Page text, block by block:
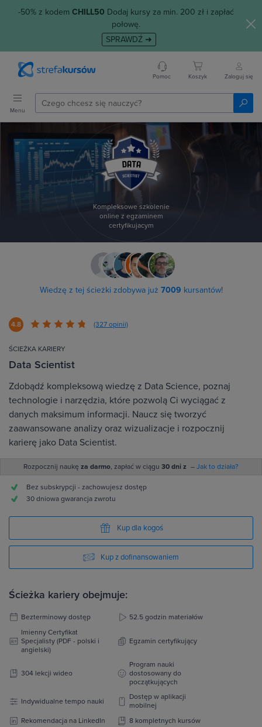
-50% z kodem CHILL50 Dodaj kursy za min. 200 zł i zapłać
połowę.
SPRAWDŹ ➜
Pomoc Koszyk Zaloguj się
Menu
Kompleksowe szkolenie
online z egzaminem
certyfikujacym
Wiedzę z tej ścieżki zdobywa już 7009 kursantów!
4.8 (327 opinii)
ŚCIEŻKA KARIERY
Data Scientist
Zdobądź kompleksową wiedzę z Data Science, poznaj
technologie i narzędzia, które pozwolą Ci wyciągać z
danych maksimum informacji. Naucz się tworzyć
zaawansowane analizy oraz wizualizacje i rozpocznij
karierę jako Data Scientist.
Rozpocznij naukę za darmo, zapłać w ciągu 30 dni z – Jak to działa?
30 dniowa gwarancja zwrotu
Bez subskrypcji - zachowujesz dostęp
Kup dla kogoś
Kup z dofinansowaniem
Ścieżka kariery obejmuje:
Bezterminowy dostęp
52.5 godzin materiałów
Imienny Certyfikat
Specjalisty (PDF - polski i
angielski)
Egzamin certyfikujący
304 lekcji wideo
Program nauki
dostosowany do
początkujących
Indywidualne tempo nauki
Dostęp w aplikacji
mobilnej
Rekomendacja na LinkedIn
8 kompletnych kursów